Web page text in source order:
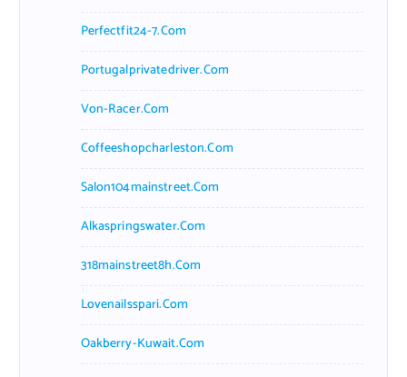
Perfectfit24-7.com
Portugalprivatedriver.com
Von-Racer.com
Coffeeshopcharleston.com
Salon104mainstreet.com
Alkaspringswater.com
318mainstreet8h.com
Lovenailsspari.com
Oakberry-Kuwait.com